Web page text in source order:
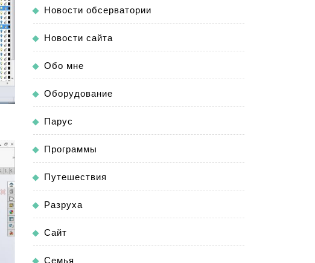
Новости обсерватории
Новости сайта
Обо мне
Оборудование
Парус
Программы
Путешествия
Разруха
Сайт
Семья